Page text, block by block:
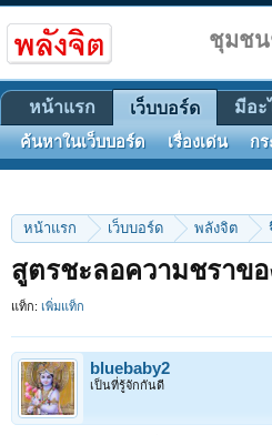
หน้าแรก เว็บบอร์ด พลังจิต
สูตรชะลอความชราข
แท็ก: เพิ่มแท็ก
bluebaby2
เป็นที่รู้จักกันดี
ชุมชน
หน้าแรก เว็บบอร์ด
ค้นหาในเว็บบอร์ด เรื่องเด่น ก
มีอะ